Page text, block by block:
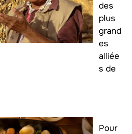
des
plus
grand
es
alliée
s de
Pour